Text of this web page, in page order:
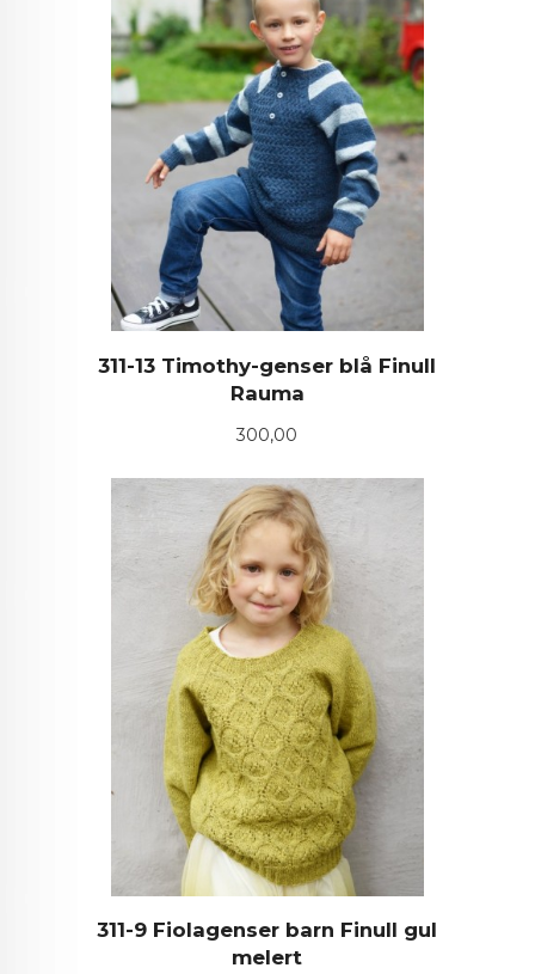
311-13 Timothy-genser blå Finull
Rauma
Pris
300,00
311-9 Fiolagenser barn Finull gul
melert